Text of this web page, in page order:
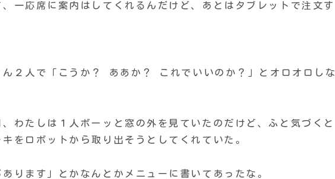
一応席に案内はしてくれるんだけど、あとはタブレットで注文す
２人で「こうか？ ああか？ これでいいのか？」とオロオロしな
わたしは１人ボーッと窓の外を見ていたのだけど、ふと気づくと
をロボットから取り出そうとしてくれていた。
ります」とかなんとかメニューに書いてあったな。